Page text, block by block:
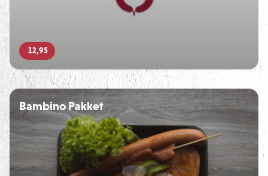
12,95
Bambino Pakket